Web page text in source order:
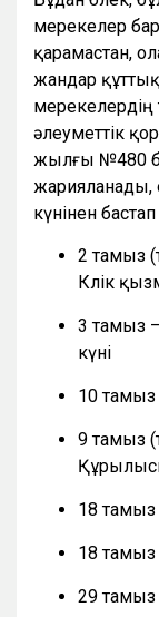
мерекелер
қарамастан,
жандар
мерекелердің
әлеуметтік
жылғы №480
жарияланады,
күнінен
2 тамыз
Көлік
3 тамыз –
күні
10 тамыз
9 тамыз
18
18 тамыз
29